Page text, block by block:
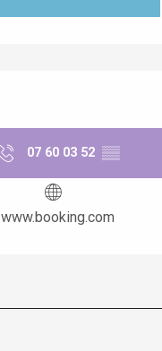
07 60 03 52 ▒▒
www.booking.com